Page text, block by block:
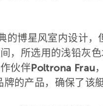
的博星风室内设计，
，所选用的浅铅灰
伙伴Poltrona Frau
的产品，确保了该